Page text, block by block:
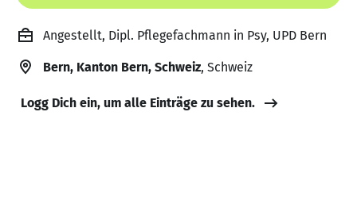
Angestellt, Dipl. Pflegefachmann in Psy, UPD Bern
Bern, Kanton Bern, Schweiz, Schweiz
Logg Dich ein, um alle Einträge zu sehen.